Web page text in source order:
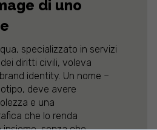
di uno
specializzato in servizi
diritti civili, voleva
identity. Un nome –
deve avere
e una
che lo renda